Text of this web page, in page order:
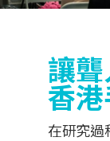
讓
香
在研究過